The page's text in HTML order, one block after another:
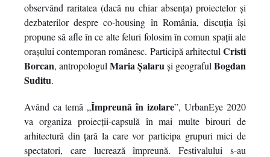
observând raritatea (dacă nu chiar absența) proiectelor și
dezbaterilor despre co-housing în România, discuția își
propune să afle în ce alte feluri folosim în comun spații ale
orașului contemporan românesc. Participă arhitectul Cristi
Borcan, antropologul Maria Șalaruși geograful Bogdan
Suditu.
Având ca temă „Împreună în izolare”, UrbanEye 2020
va organiza proiecții-capsulă în mai multe birouri de
arhitectură din țară la care vor participa grupuri mici de
spectatori, care lucrează împreună. Festivalului s-au